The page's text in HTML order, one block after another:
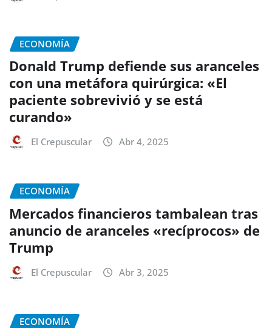
ECONOMÍA
Donald Trump defiende sus aranceles
con una metáfora quirúrgica: «El
paciente sobrevivió y se está
curando»
El Crepuscular Abr 4, 2025
ECONOMÍA
Mercados financieros tambalean tras
anuncio de aranceles «recíprocos» de
Trump
El Crepuscular Abr 3, 2025
ECONOMÍA